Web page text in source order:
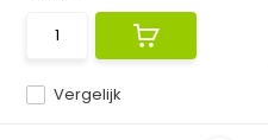
Vergelijk